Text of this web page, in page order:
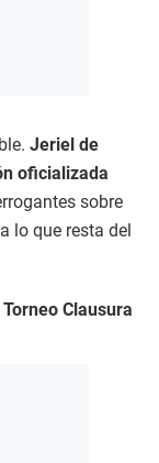
Jeriel de
oficializada
sobre
lo que resta del
Torneo Clausura